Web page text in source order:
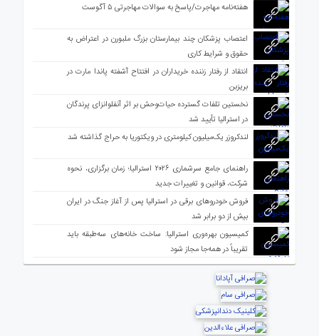
هفته‌نامه مهاجرت/پاسخ به سوالات مهاجرتی ۵ آگوست
اعتصاب پزشکان چند بیمارستان بزرگ ملبورن در اعتراض به
حقوق و شرایط کاری
انتقاد از رفتار زننده خریداران در افتتاح آشفته پاندا مارت در
بریزبن
نخستین تلفات گسترده حیات‌وحش بر اثر آنفلوانزای پرندگان
در استرالیا تأیید شد
لندکروزر یک‌میلیون کیلومتری در ویکتوریا به حراج گذاشته شد
راهنمای جامع سرشماری ۲۰۲۶ استرالیا؛ زمان برگزاری، نحوه
شرکت، قوانین و تغییرات جدید
فروش خودروهای برقی در استرالیا پس از آغاز جنگ در ایران
بیش از دو برابر شد
کمیسیون بهره‌وری استرالیا: ساخت خانه‌های سه‌طبقه باید
تقریباً در همه‌جا مجاز شود